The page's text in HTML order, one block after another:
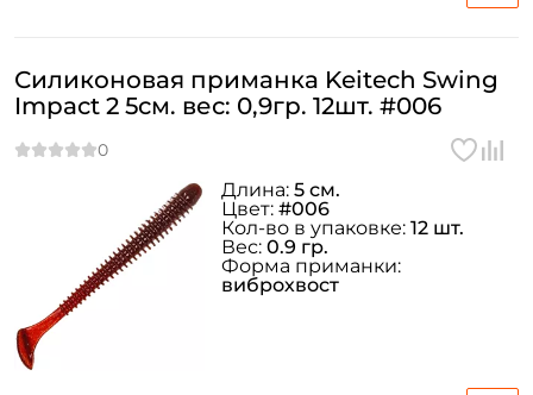
Силиконовая приманка Keitech Swing
Impact 2 5см. вес: 0,9гр. 12шт. #006
Длина: 5 см.
Цвет: #006
Кол-во в упаковке: 12 шт.
Вес: 0.9 гр.
Форма приманки:
виброхвост